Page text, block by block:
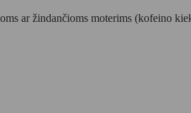
ar žindančioms moterims (kofeino